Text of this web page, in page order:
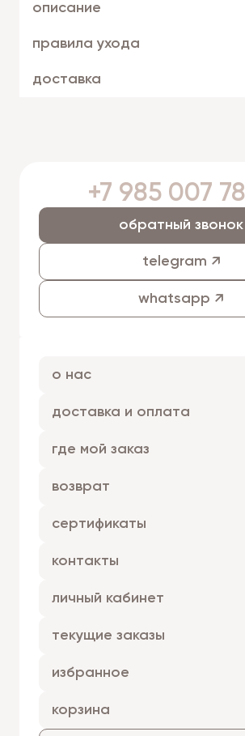
описание
правила ухода
доставка
+7 985 007
telegram ↗
whatsapp ↗
обратный звонок
о нас
доставка и оплата
где мой заказ
возврат
сертификаты
контакты
личный кабинет
текущие заказы
избранное
корзина